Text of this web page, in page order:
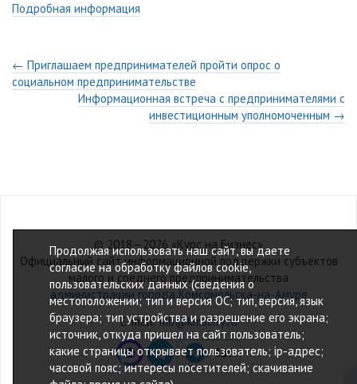
Подробная информация
← Приглашаем предпринимателей пройти опрос о
социальном предпринимательстве
Информационная встреча с предпринимателями с
инвестиционным уполномоченным →
© 2018—2026 «Курс на Бизнес»
Официальный сайт информационной поддержки субъектов
малого и среднего предпринимательства
администрации города Комсомольска-на-Амуре
E-mail:mb@kmscity.ru
Продолжая использовать наш сайт, вы даете
согласие на обработку файлов cookie,
пользовательских данных (сведения о
местоположении; тип и версия ОС; тип, версия, язык
браузера; тип устройства и разрешение его экрана;
источник, откуда пришел на сайт пользователь;
какие страницы открывает пользователь; ip-адрес;
часовой пояс; интересы посетителей; скачивание